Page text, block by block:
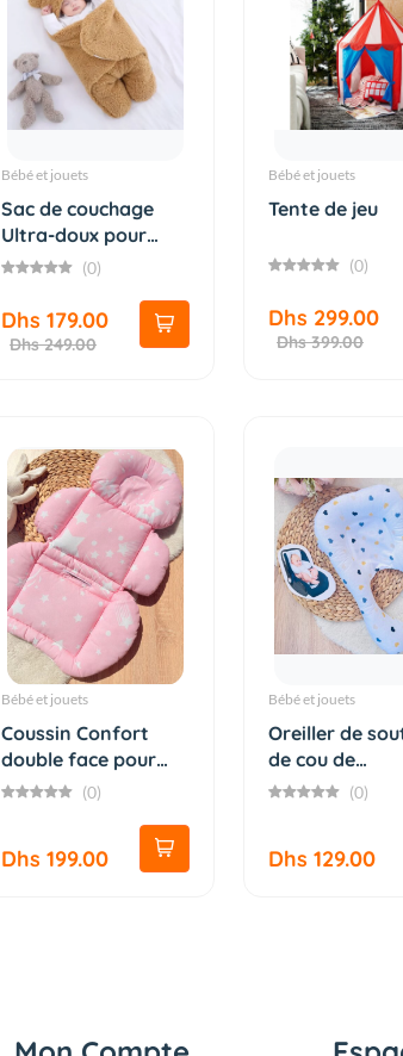
Bébé et jouets
Sac de couchage
Ultra-doux pour
bébé
(0)
Dhs 179.00
Dhs 249.00
Bébé et jouets
Tente de jeu
(0)
Dhs 299.00
Dhs 399.00
Bébé et jouets
Coussin Confort
double face pour
Pousset...(0)
Dhs 199.00
Bébé et jouets
Oreiller de
de cou de
poussette...
(0)
Dhs 129.00